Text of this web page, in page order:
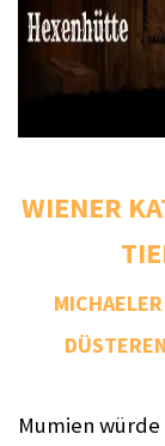
WIENER
Mumien